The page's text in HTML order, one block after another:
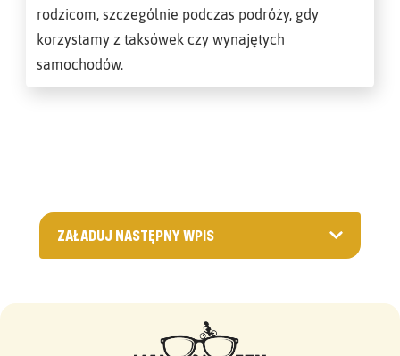
rodzicom, szczególnie podczas podróży, gdy
korzystamy z taksówek czy wynajętych
samochodów.
ZAŁADUJ NASTĘPNY WPIS